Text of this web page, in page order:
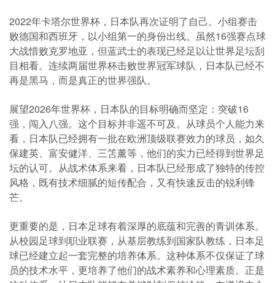
2022年卡塔尔世界杯，日本队再次证明了自己。小组赛击
败德国和西班牙，以小组第一的身份出线。虽然16强赛点球
大战惜败克罗地亚，但蓝武士的表现已经足以让世界足坛刮
目相看。连续两届世界杯击败世界冠军球队，日本队已经不
再是黑马，而是真正的世界强队。
展望2026年世界杯，日本队的目标明确而坚定：突破16
强，闯入八强。这个目标并非遥不可及。从球员个人能力来
看，日本队已经拥有一批在欧洲顶级联赛效力的球员，如久
保建英、富安健洋、三笘薰等，他们的实力已经得到世界足
坛的认可。从战术体系来看，日本队已经形成了独特的传控
风格，既有技术细腻的短传配合，又有快速反击的锐利锋
芒。
更重要的是，日本足球有着深厚的底蕴和完善的青训体系。
从校园足球到职业联赛，从基层教练到国家队教练，日本足
球已经建立起一套完整的培养体系。这种体系不仅保证了球
员的技术水平，更培养了他们的战术素养和心理素质。正是